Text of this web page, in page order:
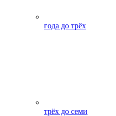
года до трёх
трёх до семи